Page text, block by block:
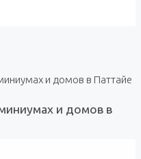
и домов в Паттайе
и домов в